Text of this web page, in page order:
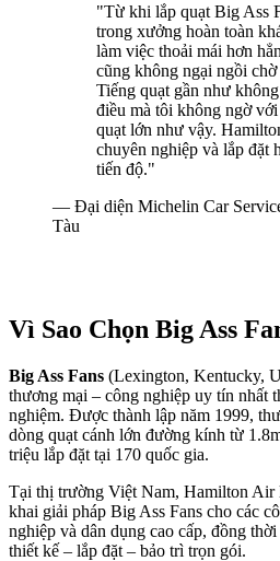
"Từ khi lắp quạt Big Ass
trong xưởng hoàn toàn
làm việc thoải mái hơn
cũng không ngại ngồi
Tiếng quạt gần như
điều mà tôi không ngờ
quạt lớn như vậy.
chuyên nghiệp và lắp đặt
tiến độ."
— Đại diện Michelin Car
Tàu
Vì Sao Chọn Big Ass
Big Ass Fans (Lexington, Kentucky,
thương mại – công nghiệp uy tín nhất
nghiệm. Được thành lập năm 1999,
dòng quạt cánh lớn đường kính từ
triệu lắp đặt tại 170 quốc gia.
Tại thị trường Việt Nam, Hamilton Air
khai giải pháp Big Ass Fans cho các
nghiệp và dân dụng cao cấp, đồng
thiết kế – lắp đặt – bảo trì trọn gói.